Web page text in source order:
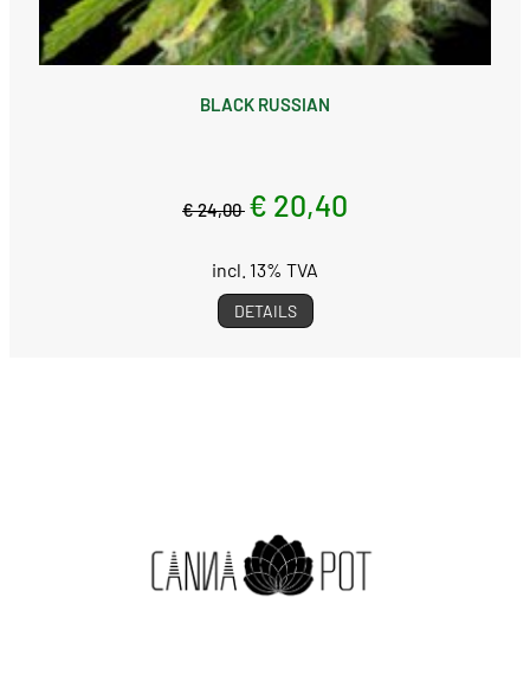
BLACK RUSSIAN
€ 24,00 € 20,40
incl. 13% TVA
DETAILS